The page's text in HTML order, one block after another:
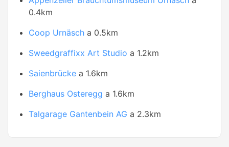
0.4km
Coop Urnäsch a 0.5km
Sweedgraffixx Art Studio a 1.2km
Saienbrücke a 1.6km
Berghaus Osteregg a 1.6km
Talgarage Gantenbein AG a 2.3km